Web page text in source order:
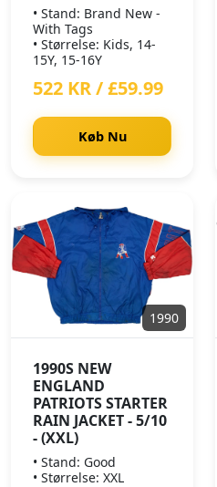
• Stand: Brand New -
With Tags
• Størrelse: Kids, 14-
15Y, 15-16Y
522 KR / £59.99
Køb Nu
1990
1990S NEW
ENGLAND
PATRIOTS STARTER
RAIN JACKET - 5/10
- (XXL)
• Stand: Good
• Størrelse: XXL